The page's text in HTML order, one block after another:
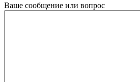
Ваше сообщение или вопрос